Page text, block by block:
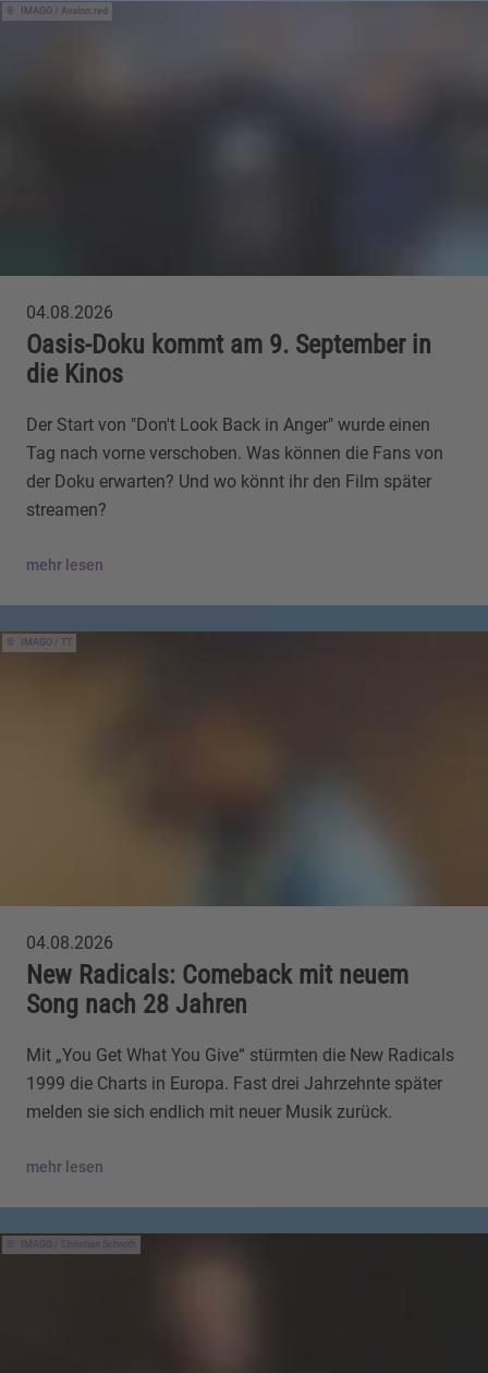
IMAGO / Avalon.red
04.08.2026
Oasis-Doku kommt am 9. September in
die Kinos
Der Start von "Don't Look Back in Anger" wurde einen
Tag nach vorne verschoben. Was können die Fans von
der Doku erwarten? Und wo könnt ihr den Film später
streamen?
mehr lesen
IMAGO / TT
04.08.2026
New Radicals: Comeback mit neuem
Song nach 28 Jahren
Mit „You Get What You Give“ stürmten die New Radicals
1999 die Charts in Europa. Fast drei Jahrzehnte später
melden sie sich endlich mit neuer Musik zurück.
mehr lesen
IMAGO / Christian Schroth